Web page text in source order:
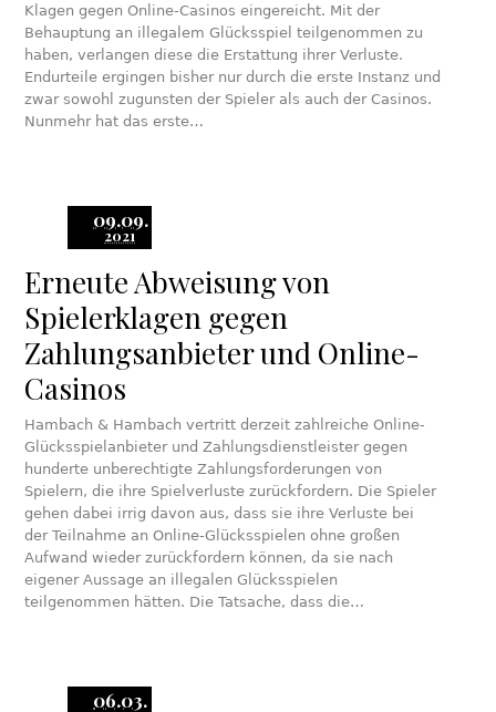
Klagen gegen Online-Casinos eingereicht. Mit der
Behauptung an illegalem Glücksspiel teilgenommen zu
haben, verlangen diese die Erstattung ihrer Verluste.
Endurteile ergingen bisher nur durch die erste Instanz und
zwar sowohl zugunsten der Spieler als auch der Casinos.
Nunmehr hat das erste…
09.09.
2021
Erneute Abweisung von
Spielerklagen gegen
Zahlungsanbieter und Online-
Casinos
Hambach & Hambach vertritt derzeit zahlreiche Online-
Glücksspielanbieter und Zahlungsdienstleister gegen
hunderte unberechtigte Zahlungsforderungen von
Spielern, die ihre Spielverluste zurückfordern. Die Spieler
gehen dabei irrig davon aus, dass sie ihre Verluste bei
der Teilnahme an Online-Glücksspielen ohne großen
Aufwand wieder zurückfordern können, da sie nach
eigener Aussage an illegalen Glücksspielen
teilgenommen hätten. Die Tatsache, dass die…
06.03.